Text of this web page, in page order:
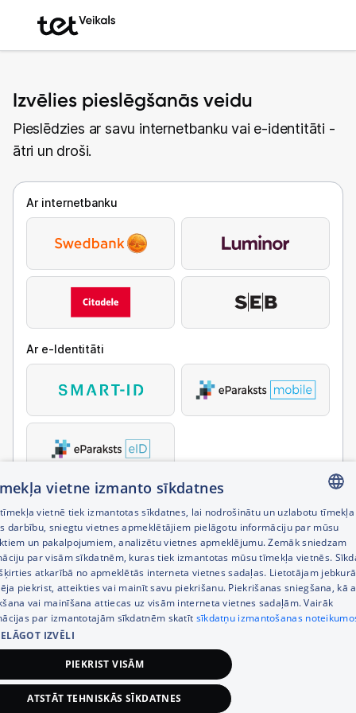
Izvēlies pieslēgšanās veidu
Pieslēdzies ar savu internetbanku vai e-identitāti -
ātri un droši.
Ar internetbanku
Ar e-Identitāti
LATVIAN
RUSSIAN
ENGLISH
vietne izmanto sīkdatnes
vietnē tiek izmantotas sīkdatnes, lai nodrošinātu un uzlabotu tīmekļa
darbību, sniegtu vietnes apmeklētājiem pielāgotu informāciju par mūsu
un pakalpojumiem, analizētu vietnes apmeklējumu. Zemāk sniedzam
par visām sīkdatnēm, kuras tiek izmantotas mūsu tīmekļa vietnēs.
atkarībā no apmeklētās interneta vietnes sadaļas. Lietotājam
piekrist, atteikties vai mainīt savu piekrišanu. Piekrišanas sniegšana, kā
vai mainīšana attiecas uz visām interneta vietnes sadaļām. Vairāk
par izmantotajām sīkdatnēm skatīt sīkdatņu izmantošanas
IZVĒLI
PIEKRIST VISĀM
ATSTĀT TEHNISKĀS SĪKDATNES